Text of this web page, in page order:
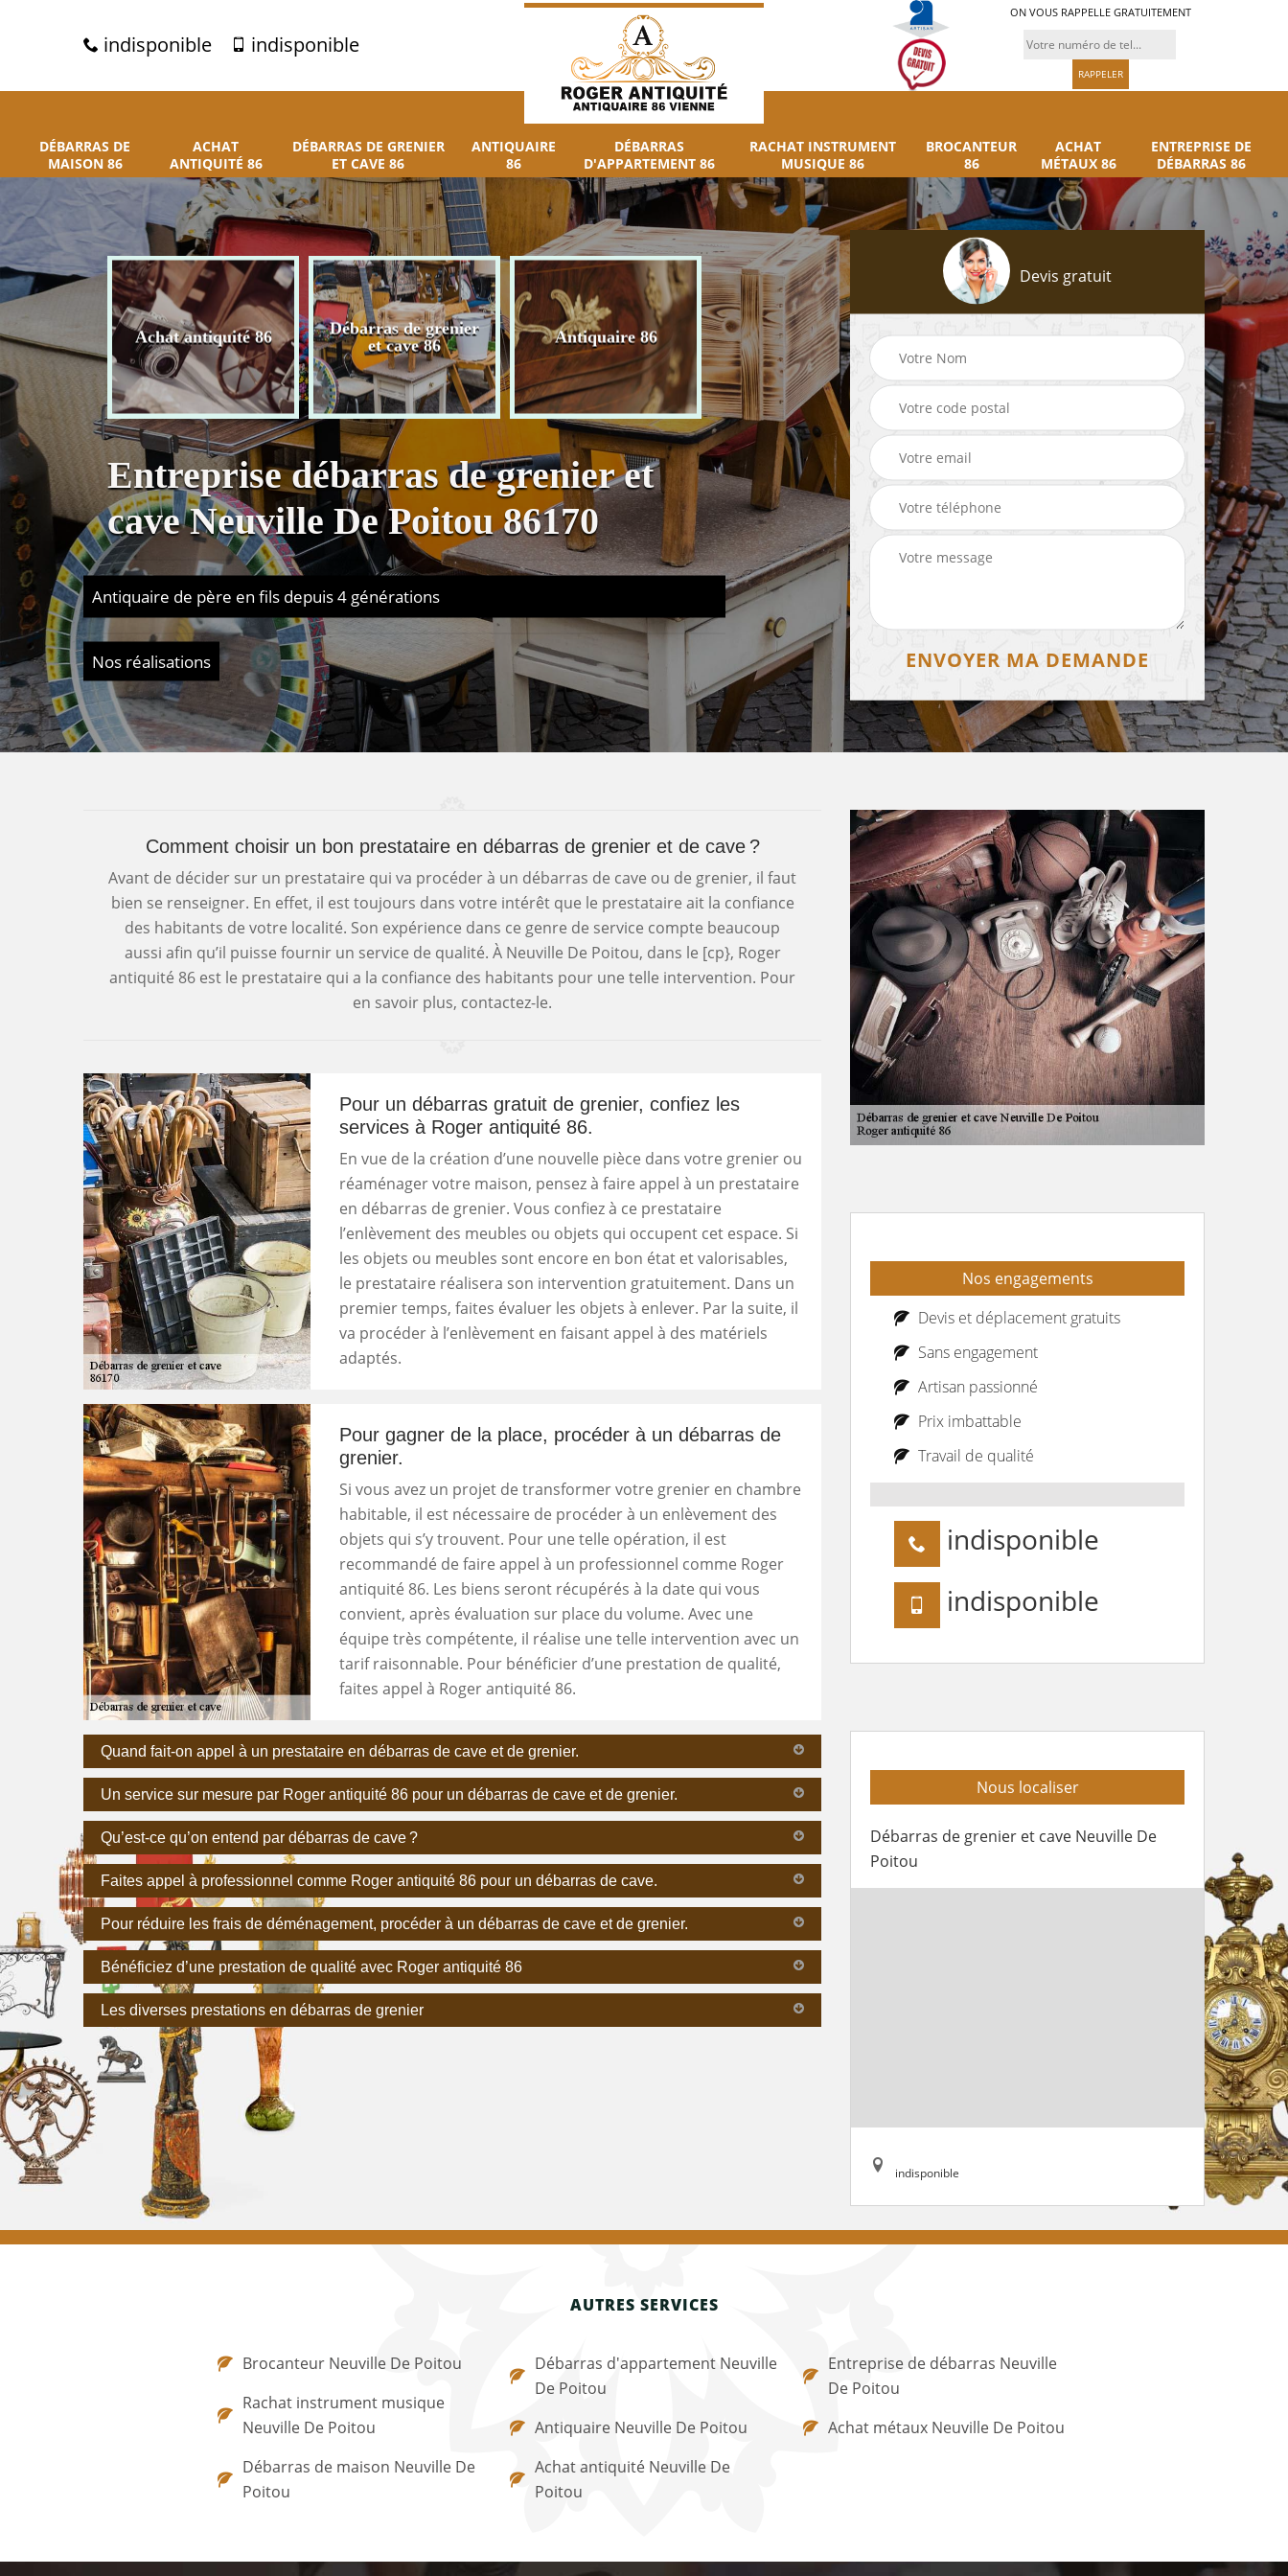
indisponible indisponible
ON VOUS RAPPELLE GRATUITEMENT
DÉBARRAS DE
MAISON 86
ACHAT
ANTIQUITÉ 86
DÉBARRAS DE GRENIER
ET CAVE 86
ANTIQUAIRE
86
DÉBARRAS
D'APPARTEMENT 86
RACHAT INSTRUMENT
MUSIQUE 86
BROCANTEUR
86
ACHAT
MÉTAUX 86
ENTREPRISE DE
DÉBARRAS 86
Achat antiquité 86
Débarras de grenier
et cave 86
Antiquaire 86
Débarras
d'appartement 86
Brocanteur 86
Entreprise débarras de grenier et
cave Neuville De Poitou 86170
Antiquaire de père en fils depuis 4 générations
Nos réalisations
Devis gratuit
Comment choisir un bon prestataire en débarras de grenier et de cave ?
Avant de décider sur un prestataire qui va procéder à un débarras de cave ou de grenier, il faut
bien se renseigner. En effet, il est toujours dans votre intérêt que le prestataire ait la confiance
des habitants de votre localité. Son expérience dans ce genre de service compte beaucoup
aussi afin qu’il puisse fournir un service de qualité. À Neuville De Poitou, dans le [cp}, Roger
antiquité 86 est le prestataire qui a la confiance des habitants pour une telle intervention. Pour
en savoir plus, contactez-le.
Pour un débarras gratuit de grenier, confiez les
services à Roger antiquité 86.
En vue de la création d’une nouvelle pièce dans votre grenier ou
réaménager votre maison, pensez à faire appel à un prestataire
en débarras de grenier. Vous confiez à ce prestataire
l’enlèvement des meubles ou objets qui occupent cet espace. Si
les objets ou meubles sont encore en bon état et valorisables,
le prestataire réalisera son intervention gratuitement. Dans un
premier temps, faites évaluer les objets à enlever. Par la suite, il
va procéder à l’enlèvement en faisant appel à des matériels
adaptés.
Pour gagner de la place, procéder à un débarras de
grenier.
Si vous avez un projet de transformer votre grenier en chambre
habitable, il est nécessaire de procéder à un enlèvement des
objets qui s’y trouvent. Pour une telle opération, il est
recommandé de faire appel à un professionnel comme Roger
antiquité 86. Les biens seront récupérés à la date qui vous
convient, après évaluation sur place du volume. Avec une
équipe très compétente, il réalise une telle intervention avec un
tarif raisonnable. Pour bénéficier d’une prestation de qualité,
faites appel à Roger antiquité 86.
Quand fait-on appel à un prestataire en débarras de cave et de grenier.
Un service sur mesure par Roger antiquité 86 pour un débarras de cave et de grenier.
Qu’est-ce qu’on entend par débarras de cave ?
Faites appel à professionnel comme Roger antiquité 86 pour un débarras de cave.
Pour réduire les frais de déménagement, procéder à un débarras de cave et de grenier.
Bénéficiez d’une prestation de qualité avec Roger antiquité 86
Les diverses prestations en débarras de grenier
Nos engagements
Devis et déplacement gratuits
Sans engagement
Artisan passionné
Prix imbattable
Travail de qualité
indisponible
indisponible
Nous localiser
Débarras de grenier et cave Neuville De
Poitou
indisponible
AUTRES SERVICES
Brocanteur Neuville De Poitou
Rachat instrument musique
Neuville De Poitou
Débarras de maison Neuville De
Poitou
Débarras d'appartement Neuville
De Poitou
Antiquaire Neuville De Poitou
Achat antiquité Neuville De
Poitou
Entreprise de débarras Neuville
De Poitou
Achat métaux Neuville De Poitou